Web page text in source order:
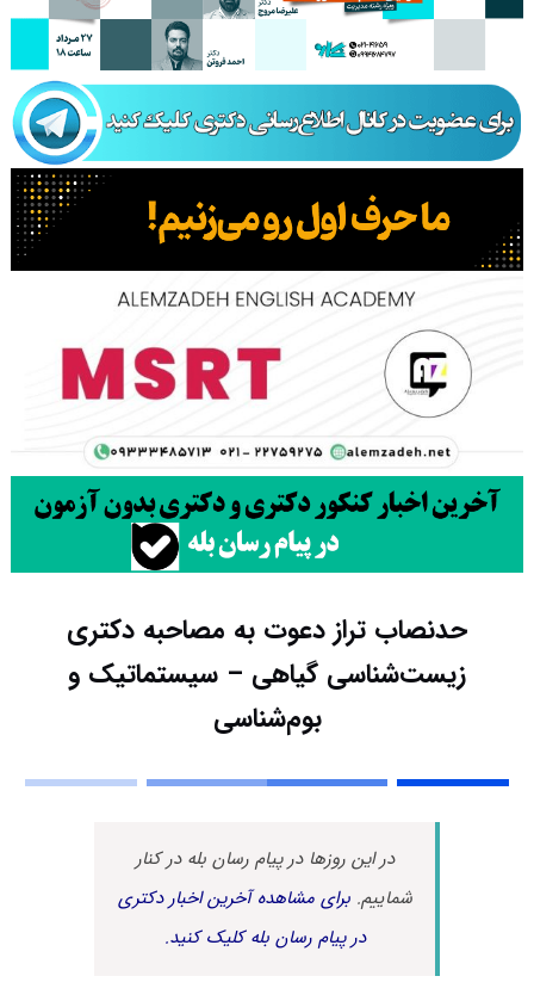
حدنصاب تراز دعوت به مصاحبه دکتری
زیست‌شناسی گیاهی – سیستماتیک و
بو‌‌م‌شناسی
در این روزها در پیام رسان بله در کنار
شماییم.برای مشاهده آخرین اخبار دکتری
در پیام رسان بله کلیک کنید.